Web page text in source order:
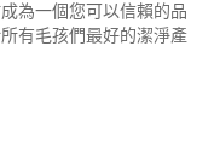
為一個您可以信賴的品
有毛孩們最好的潔淨產